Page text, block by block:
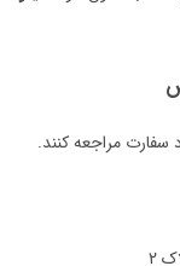
سفارت مراجعه کنند.
2